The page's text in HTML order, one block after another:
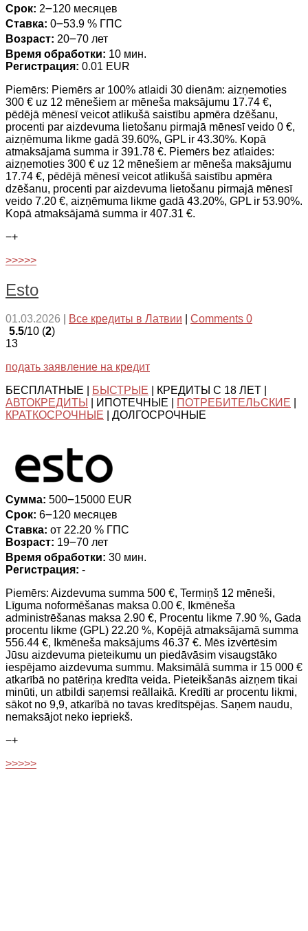
Срок: 2౼120 месяцев
Ставка: 0౼53.9 % ГПС
Возраст: 20౼70 лет
Время обработки: 10 мин.
Регистрация: 0.01 EUR
Piemērs: Piemērs ar 100% atlaidi 30 dienām: aizņemoties
300 € uz 12 mēnešiem ar mēneša maksājumu 17.74 €,
pēdējā mēnesī veicot atlikušā saistību apmēra dzēšanu,
procenti par aizdevuma lietošanu pirmajā mēnesī veido 0 €,
aizņēmuma likme gadā 39.60%, GPL ir 43.30%. Kopā
atmaksājamā summa ir 391.78 €. Piemērs bez atlaides:
aizņemoties 300 € uz 12 mēnešiem ar mēneša maksājumu
17.74 €, pēdējā mēnesī veicot atlikušā saistību apmēra
dzēšanu, procenti par aizdevuma lietošanu pirmajā mēnesī
veido 7.20 €, aizņēmuma likme gadā 43.20%, GPL ir 53.90%.
Kopā atmaksājamā summa ir 407.31 €.
−+
>>>>>
Esto
01.03.2026 Все кредиты в Латвии
Comments 0
5.5/10 (2)
13
подать заявление на кредит
БЕСПЛАТНЫЕ |
БЫСТРЫЕ | КРЕДИТЫ С 18 ЛЕТ |
АВТОКРЕДИТЫ
| ИПОТЕЧНЫЕ | ПОТРЕБИТЕЛЬСКИЕ
КРАТКОСРОЧНЫЕ | ДОЛГОСРОЧНЫЕ
Сумма: 500౼15000 EUR
Срок: 6౼120 месяцев
Ставка: от 22.20 % ГПС
Возраст: 19౼70 лет
Время обработки: 30 мин.
Регистрация: -
Piemērs: Aizdevuma summa 500 €, Termiņš 12 mēneši,
Līguma noformēšanas maksa 0.00 €, Ikmēneša
administrēšanas maksa 2.90 €, Procentu likme 7.90 %, Gada
procentu likme (GPL) 22.20 %, Kopējā atmaksājamā summa
556.44 €, Ikmēneša maksājums 46.37 €. Mēs izvērtēsim
Jūsu aizdevuma pieteikumu un piedāvāsim visaugstāko
iespējamo aizdevuma summu. Maksimālā summa ir 15 000 €
atkarībā no patēriņa kredīta veida. Pieteikšanās aizņem tikai
minūti, un atbildi saņemsi reāllaikā. Kredīti ar procentu likmi,
sākot no 9,9, atkarībā no tavas kredītspējas. Saņem naudu,
nemaksājot neko iepriekš.
−+
>>>>>